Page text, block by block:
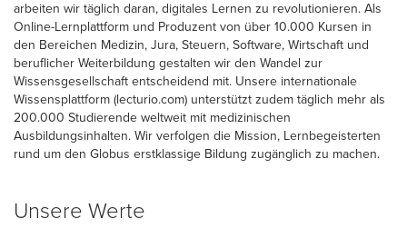
arbeiten wir täglich daran, digitales Lernen zu revolutionieren. Als
Online-Lernplattform und Produzent von über 10.000 Kursen in
den Bereichen Medizin, Jura, Steuern, Software, Wirtschaft und
beruflicher Weiterbildung gestalten wir den Wandel zur
Wissensgesellschaft entscheidend mit. Unsere internationale
Wissensplattform (lecturio.com) unterstützt zudem täglich mehr als
200.000 Studierende weltweit mit medizinischen
Ausbildungsinhalten. Wir verfolgen die Mission, Lernbegeisterten
rund um den Globus erstklassige Bildung zugänglich zu machen.
Unsere Werte